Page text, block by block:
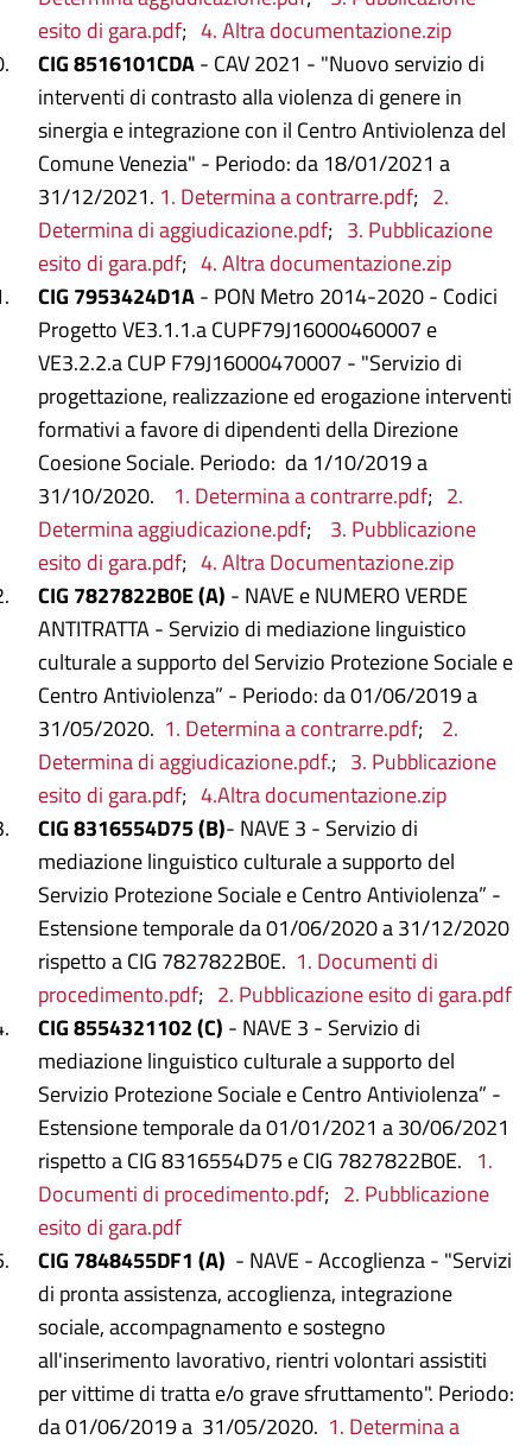
esito di gara.pdf; 4. Altra documentazione.zip
CIG 8516101CDA- CAV 2021 - "Nuovo servizio di
interventi di contrasto alla violenza di genere in
sinergia e integrazione con il Centro Antiviolenza del
Comune Venezia" - Periodo: da 18/01/2021 a
31/12/2021. 1. Determina a contrarre.pdf; 2.
Determina di aggiudicazione.pdf; 3. Pubblicazione
esito di gara.pdf; 4. Altra documentazione.zip
CIG 7953424D1A- PON Metro 2014-2020 - Codici
Progetto VE3.1.1.a CUPF79J16000460007 e
VE3.2.2.a CUP F79J16000470007 - "Servizio di
progettazione, realizzazione ed erogazione interventi
formativi a favore di dipendenti della Direzione
Coesione Sociale. Periodo: da 1/10/2019 a
31/10/2020. 1. Determina a contrarre.pdf; 2.
Determina aggiudicazione.pdf; 3. Pubblicazione
esito di gara.pdf; 4. Altra Documentazione.zip
CIG 7827822B0E (A) - NAVE e NUMERO VERDE
ANTITRATTA - Servizio di mediazione linguistico
culturale a supporto del Servizio Protezione Sociale e
Centro Antiviolenza” - Periodo: da 01/06/2019 a
31/05/2020. 1. Determina a contrarre.pdf; 2.
Determina di aggiudicazione.pdf.; 3. Pubblicazione
esito di gara.pdf; 4.Altra documentazione.zip
CIG 8316554D75 (B)- NAVE 3 - Servizio di
mediazione linguistico culturale a supporto del
Servizio Protezione Sociale e Centro Antiviolenza” -
Estensione temporale da 01/06/2020 a 31/12/2020
rispetto a CIG 7827822B0E. 1. Documenti di
procedimento.pdf; 2. Pubblicazione esito di gara.pdf
CIG 8554321102 (C) - NAVE 3 - Servizio di
mediazione linguistico culturale a supporto del
Servizio Protezione Sociale e Centro Antiviolenza” -
Estensione temporale da 01/01/2021 a 30/06/2021
rispetto a CIG 8316554D75 e CIG 7827822B0E. 1.
Documenti di procedimento.pdf; 2. Pubblicazione
esito di gara.pdf
CIG 7848455DF1 (A) - NAVE - Accoglienza - "Servizi
di pronta assistenza, accoglienza, integrazione
sociale, accompagnamento e sostegno
all'inserimento lavorativo, rientri volontari assistiti
per vittime di tratta e/o grave sfruttamento". Periodo:
da 01/06/2019 a 31/05/2020. 1. Determina a